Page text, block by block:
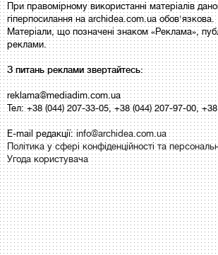
При правомірному використанні матеріалів
гіперпосилання на archidea.com.ua обов'язкова.
Матеріали, що позначені знаком «Реклама»,
реклами.
З питань реклами звертайтесь:
reklama@mediadim.com.ua
Тел: +38 (044) 207-33-05, +38 (044) 207-97-00,
E-mail редакції:info@archidea.com.ua
Політика у сфері конфіденційності та
Угода користувача